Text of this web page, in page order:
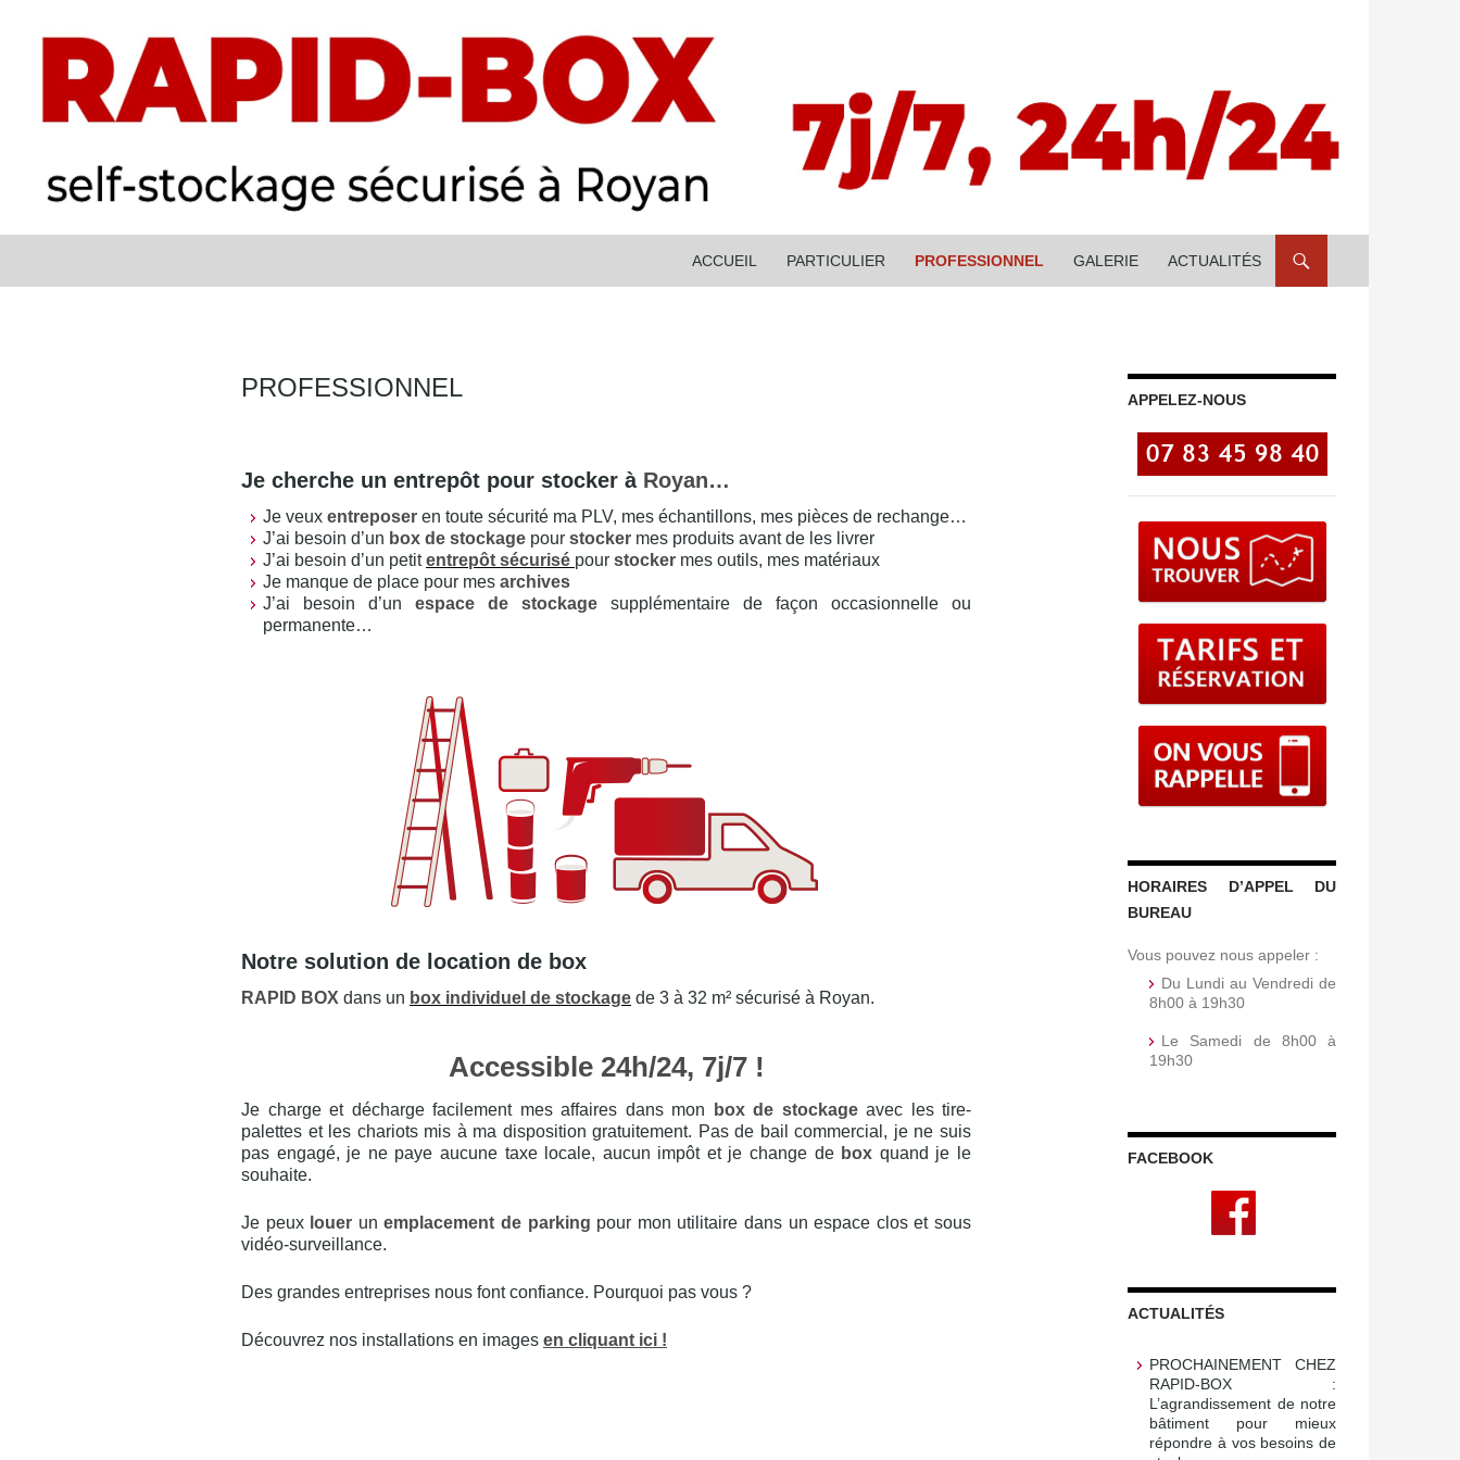
ACCUEIL
PARTICULIER PROFESSIONNEL GALERIE ACTUALITÉS
PROFESSIONNEL
Je cherche un entrepôt pour stocker à Royan…
Je veux entreposer en toute sécurité ma PLV, mes échantillons, mes pièces de rechange…
J’ai besoin d’un box de stockage pour stocker mes produits avant de les livrer
J’ai besoin d’un petitentrepôt sécurisé pour stocker mes outils, mes matériaux
Je manque de place pour mes archives
J’ai besoin d’un espace de stockage supplémentaire de façon occasionnelle ou
permanente…
Notre solution de location de box
RAPID BOX dans un box individuel de stockage de 3 à 32 m² sécurisé à Royan.
Accessible 24h/24, 7j/7 !
Je charge et décharge facilement mes affaires dans mon box de stockage avec les tire-
palettes et les chariots mis à ma disposition gratuitement. Pas de bail commercial, je ne suis
pas engagé, je ne paye aucune taxe locale, aucun impôt et je change de box quand je le
souhaite.
Je peux louer unemplacement de parking pour mon utilitaire dans un espace clos et sous
vidéo-surveillance.
Des grandes entreprises nous font confiance. Pourquoi pas vous ?
Découvrez nos installations en images en cliquant ici !
APPELEZ-NOUS
HORAIRES D’APPEL DU
BUREAU
Vous pouvez nous appeler :
Du Lundi au Vendredi de
8h00 à 19h30
Le Samedi de 8h00 à
19h30
FACEBOOK
ACTUALITÉS
PROCHAINEMENT CHEZ
RAPID-BOX :
L’agrandissement de notre
bâtiment pour mieux
répondre à vos besoins de